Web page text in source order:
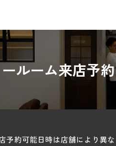
ルーム来店予
予約可能日時は店舗により異